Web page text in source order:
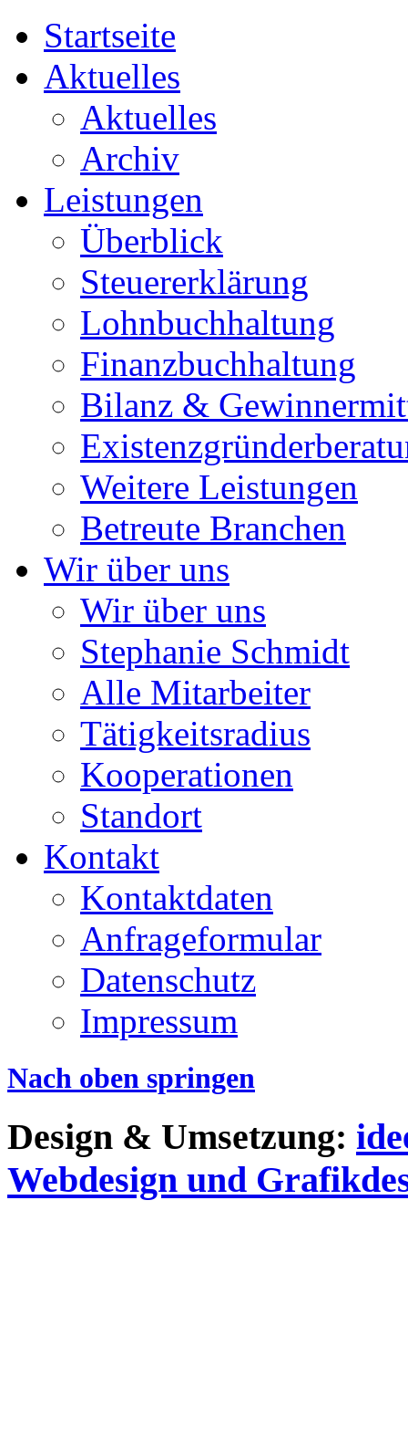
Startseite
Aktuelles
Aktuelles
Archiv
Leistungen
Überblick
Steuererklärung
Lohnbuchhaltung
Finanzbuchhaltung
Bilanz &
Weitere Leistungen
Betreute Branchen
Wir über uns
Wir über uns
Stephanie Schmidt
Alle Mitarbeiter
Tätigkeitsradius
Kooperationen
Standort
Kontakt
Kontaktdaten
Anfrageformular
Datenschutz
Impressum
Nach oben springen
Design & Umsetzung:
Webdesign und